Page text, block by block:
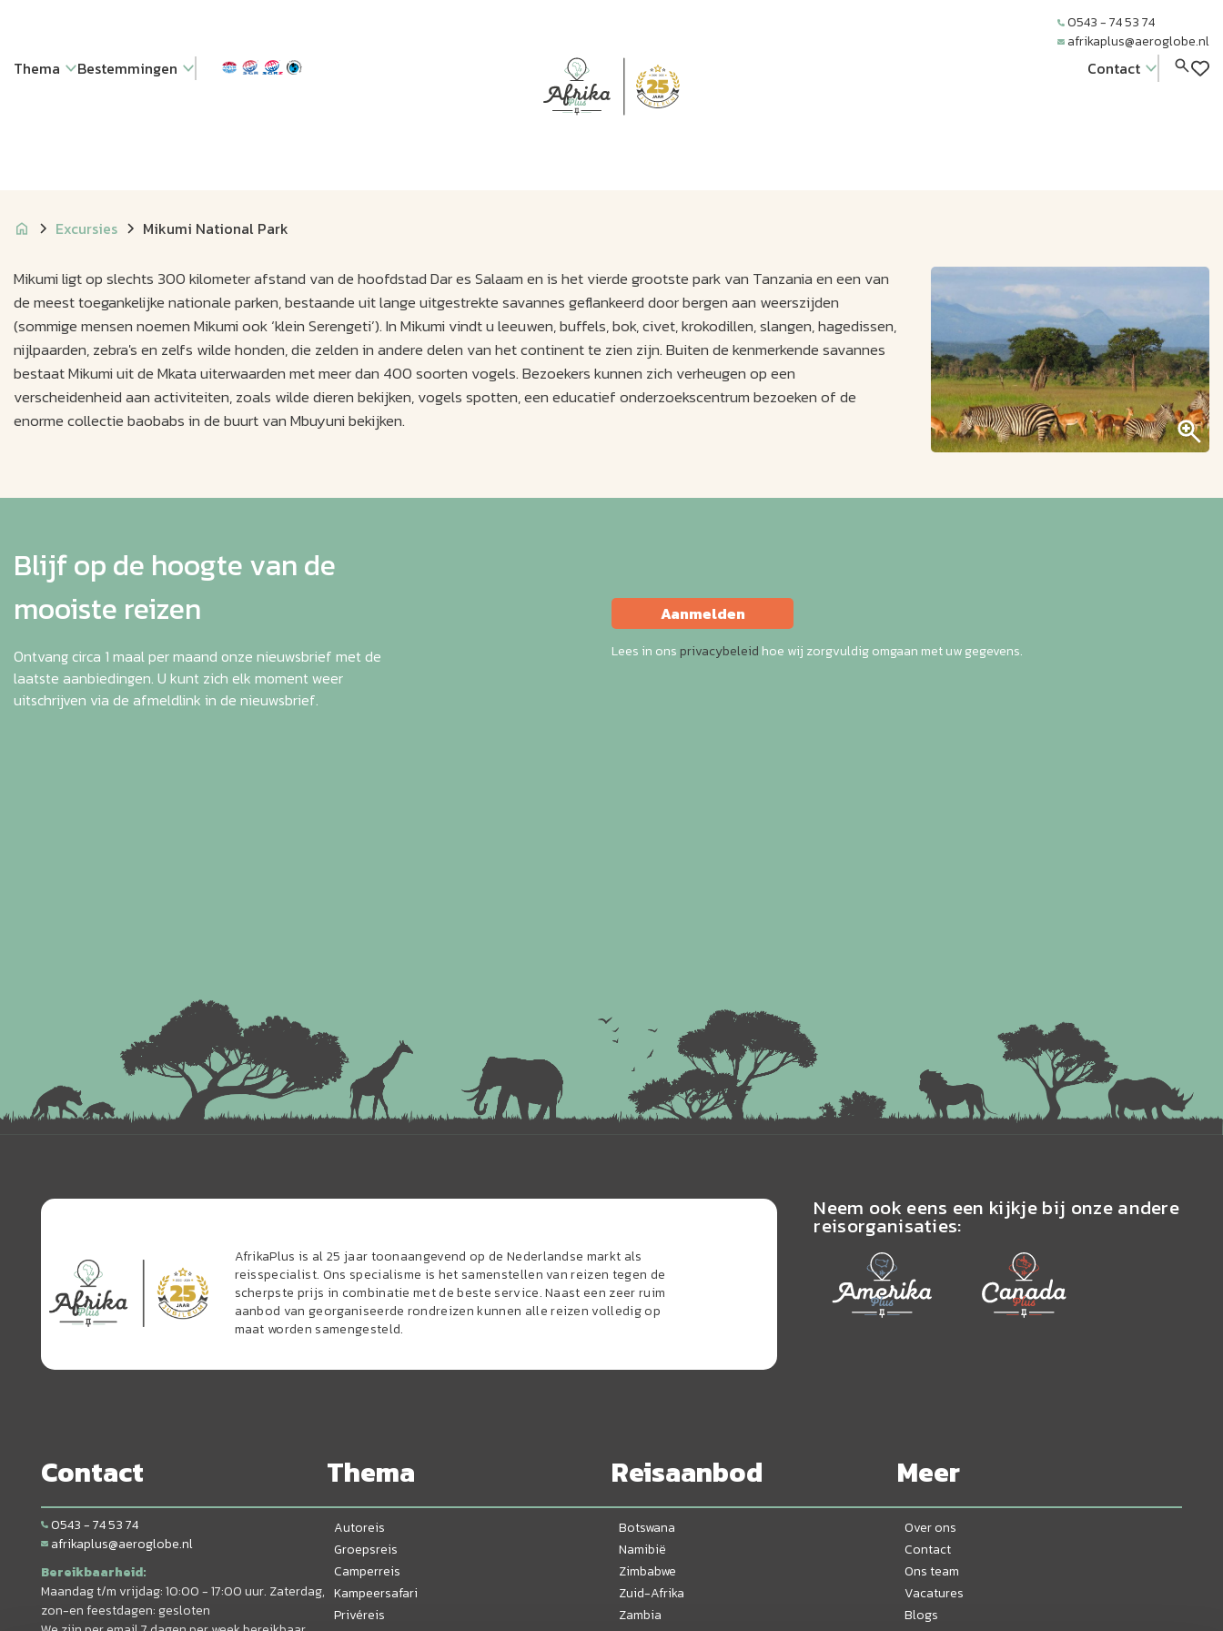
Thema Bestemmingen
JUBIL EUM
0543 - 74 53 74
afrikaplus@aeroglobe.nl
Contact
Excursies Mikumi National Park
Mikumi ligt op slechts 300 kilometer afstand van de hoofdstad Dar es Salaam en is het vierde grootste park van Tanzania en een van
de meest toegankelijke nationale parken, bestaande uit lange uitgestrekte savannes geflankeerd door bergen aan weerszijden
(sommige mensen noemen Mikumi ook ‘klein Serengeti’). In Mikumi vindt u leeuwen, buffels, bok, civet, krokodillen, slangen, hagedissen,
nijlpaarden, zebra's en zelfs wilde honden, die zelden in andere delen van het continent te zien zijn. Buiten de kenmerkende savannes
bestaat Mikumi uit de Mkata uiterwaarden met meer dan 400 soorten vogels. Bezoekers kunnen zich verheugen op een
verscheidenheid aan activiteiten, zoals wilde dieren bekijken, vogels spotten, een educatief onderzoekscentrum bezoeken of de
enorme collectie baobabs in de buurt van Mbuyuni bekijken.
Blijf op de hoogte van de
mooiste reizen
Ontvang circa 1 maal per maand onze nieuwsbrief met de
laatste aanbiedingen. U kunt zich elk moment weer
uitschrijven via de afmeldlink in de nieuwsbrief.
Aanmelden
Lees in ons privacybeleid hoe wij zorgvuldig omgaan met uw gegevens.
AfrikaPlus is al 25 jaar toonaangevend op de Nederlandse markt als
reisspecialist. Ons specialisme is het samenstellen van reizen tegen de
scherpste prijs in combinatie met de beste service. Naast een zeer ruim
aanbod van georganiseerde rondreizen kunnen alle reizen volledig op
maat worden samengesteld.
Neem ook eens een kijkje bij onze andere
reisorganisaties:
Contact
0543 - 74 53 74
afrikaplus@aeroglobe.nl
Bereikbaarheid:
Maandag t/m vrijdag: 10:00 - 17:00 uur. Zaterdag,
zon-en feestdagen: gesloten
Thema
Autoreis
Groepsreis
Camperreis
Kampeersafari
Privéreis
Reisaanbod
Botswana
Namibië
Zimbabwe
Zuid-Afrika
Zambia
Meer
Over ons
Contact
Ons team
Vacatures
Blogs